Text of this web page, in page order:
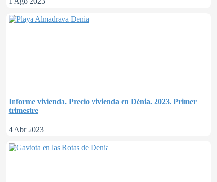
Informe vivienda. Precio vivienda en Dénia. 2023. Primer
trimestre
4 Abr 2023